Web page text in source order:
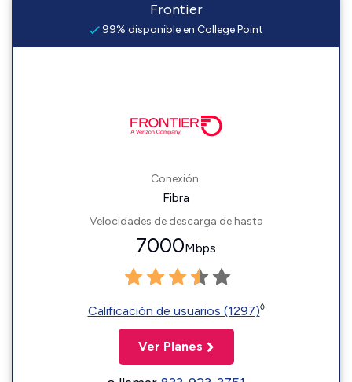
Frontier
99% disponible en College Point
Conexión:
Fibra
Velocidades de descarga de hasta
7000Mbps
Calificación de usuarios (1297)◊
Ver Planes